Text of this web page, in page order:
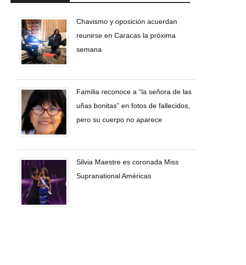
Chavismo y oposición acuerdan
reunirse en Caracas la próxima
semana
Familia reconoce a “la señora de las
uñas bonitas” en fotos de fallecidos,
pero su cuerpo no aparece
Silvia Maestre es coronada Miss
Supranational Américas